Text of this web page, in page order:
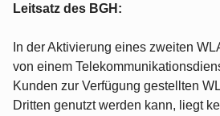
Leitsatz des BGH:
In der Aktivierung eines zweiten
von einem
Kunden zur Verfügung gestellten
Dritten genutzt werden kann, liegt